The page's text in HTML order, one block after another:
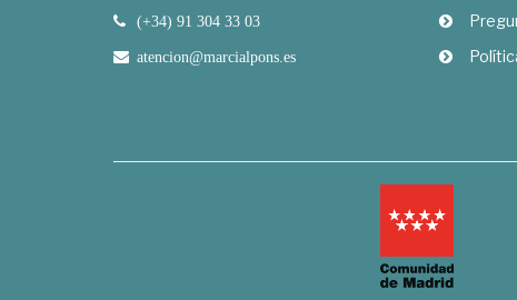
(+34) 91 304 33 03
atencion@marcialpons.es